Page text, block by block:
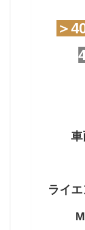
＞
車
ライ